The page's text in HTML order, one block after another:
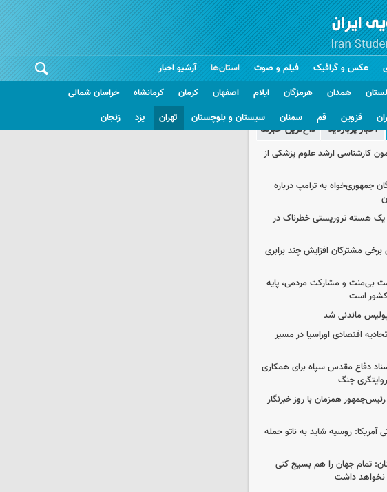
عکس و گرافیک فیلم و صوت
استان‌ها
همدان هرمزگان ایلام اصفهان کرمان کرمانشاه
خراسان شمالی
قزوین قم سمنان سیستان و بلوچستان تهران یزد زنجان
آرشیو اخبار
اخبار پربازدید داغ‌ترین خبرها
کارشناسی ارشد علوم پزشکی از
جمهوری‌خواه به ترامپ درباره
هسته تروریستی خطرناک در
مشترکان افزایش چند برابری
بی‌منت و مشارکت مردمی، پایه
است
ماندنی شد
اقتصادی اوراسیا در مسیر
دفاع مقدس سپاه برای همکاری
جنگ
همزمان با روز خبرنگار
آمریکا: روسیه شاید به ناتو حمله
تمام جهان را هم بسیج کنی
نخواهد داشت